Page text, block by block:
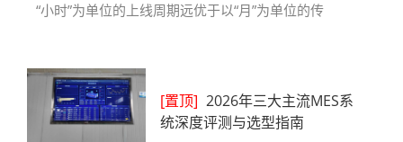
“小时”为单位的上线周期远优于以“月”为单位的传
[置顶] 2026年三大主流MES系
统深度评测与选型指南